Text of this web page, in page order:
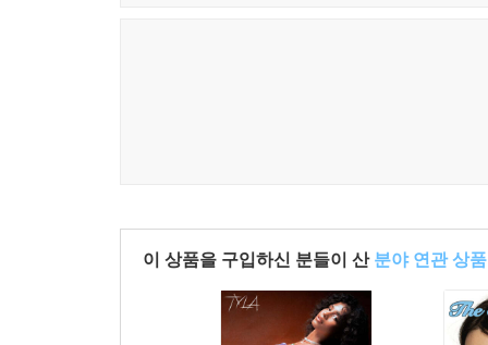
이 상품을 구입하신 분들이 산 분야 연관 상품